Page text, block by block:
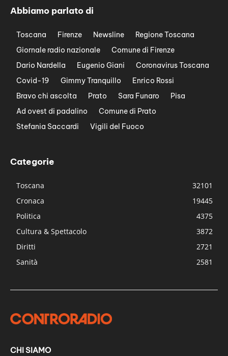
Abbiamo parlato di
Toscana Firenze Newsline
Regione Toscana
Giornale radio nazionale
Comune di Firenze
Dario Nardella
Eugenio Giani
Coronavirus Toscana
Covid-19
Gimmy Tranquillo
Enrico Rossi
Bravo chi ascolta
Prato Sara Funaro
Pisa
Ad ovest di padalino
Comune di Prato
Stefania Saccardi
Vigili del Fuoco
Categorie
Toscana
32101
Cronaca
19445
Politica
4375
Cultura & Spettacolo
3872
Diritti
2721
Sanità
2581
CHI SIAMO